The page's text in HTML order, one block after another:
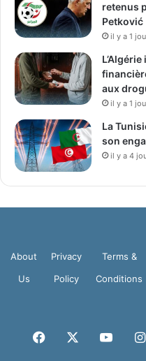
retenus
Petković
il y a 1
aux
il y a 1
La
son
il y a 4
About
Us
Privacy
Policy
Terms &
Conditions
Facebook